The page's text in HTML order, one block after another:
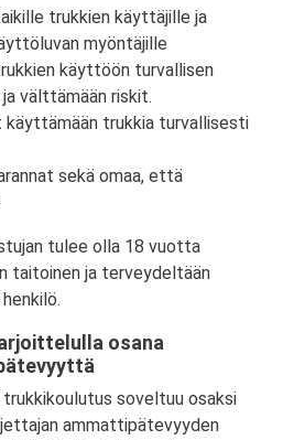
trukkien käyttäjille ja
myöntäjille
käyttöön turvallisen
välttämään riskit.
käyttämään trukkia turvallisesti
sekä omaa, että
tulee olla 18 vuotta
taitoinen ja terveydeltään
osana
soveltuu osaksi
ammattipätevyyden